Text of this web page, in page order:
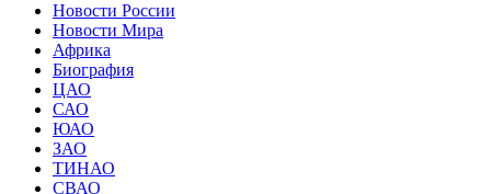
Новости России
Новости Мира
Африка
Биография
ЦАО
САО
ЮАО
ЗАО
ТИНАО
СВАО